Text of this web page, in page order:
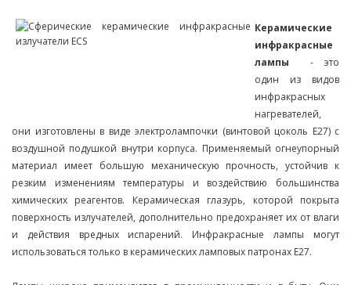
Керамические
инфракрасные
лампы - это
один из видов
инфракрасных
нагревателей,
они изготовлены в виде электролампочки (винтовой цоколь Е27) с
воздушной подушкой внутри корпуса. Применяемый огнеупорный
материал имеет большую механическую прочность, устойчив к
резким изменениям температуры и воздействию большинства
химических реагентов. Керамическая глазурь, которой покрыта
поверхность излучателей, дополнительно предохраняет их от влаги
и действия вредных испарений. Инфракрасные лампы могут
использоваться только в керамических ламповых патронах E27.